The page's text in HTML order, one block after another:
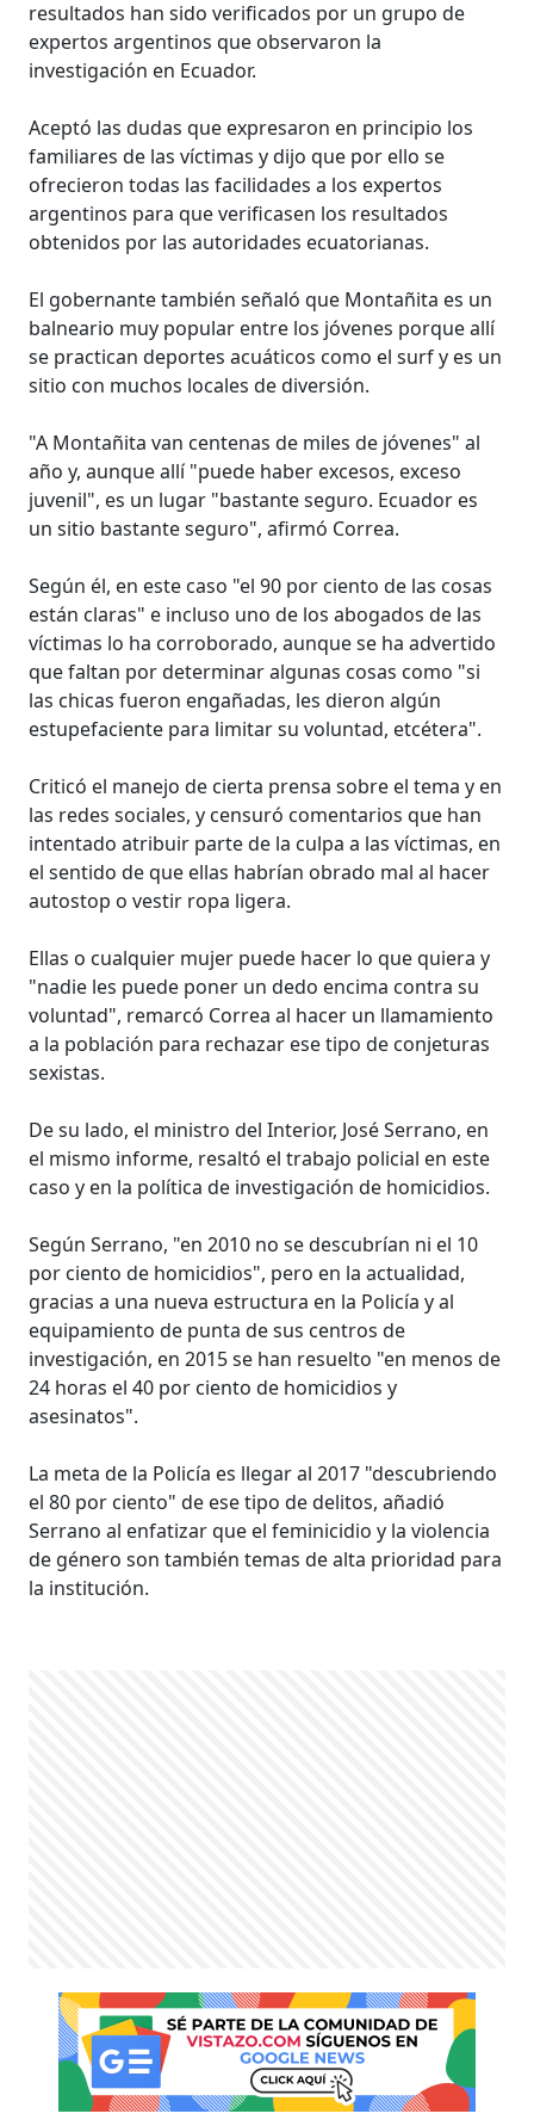
resultados han sido verificados por un grupo de
expertos argentinos que observaron la
investigación en Ecuador.
Aceptó las dudas que expresaron en principio los
familiares de las víctimas y dijo que por ello se
ofrecieron todas las facilidades a los expertos
argentinos para que verificasen los resultados
obtenidos por las autoridades ecuatorianas.
El gobernante también señaló que Montañita es un
balneario muy popular entre los jóvenes porque allí
se practican deportes acuáticos como el surf y es un
sitio con muchos locales de diversión.
"A Montañita van centenas de miles de jóvenes" al
año y, aunque allí "puede haber excesos, exceso
juvenil", es un lugar "bastante seguro. Ecuador es
un sitio bastante seguro", afirmó Correa.
Según él, en este caso "el 90 por ciento de las cosas
están claras" e incluso uno de los abogados de las
víctimas lo ha corroborado, aunque se ha advertido
que faltan por determinar algunas cosas como "si
las chicas fueron engañadas, les dieron algún
estupefaciente para limitar su voluntad, etcétera".
Criticó el manejo de cierta prensa sobre el tema y en
las redes sociales, y censuró comentarios que han
intentado atribuir parte de la culpa a las víctimas, en
el sentido de que ellas habrían obrado mal al hacer
autostop o vestir ropa ligera.
Ellas o cualquier mujer puede hacer lo que quiera y
"nadie les puede poner un dedo encima contra su
voluntad", remarcó Correa al hacer un llamamiento
a la población para rechazar ese tipo de conjeturas
sexistas.
De su lado, el ministro del Interior, José Serrano, en
el mismo informe, resaltó el trabajo policial en este
caso y en la política de investigación de homicidios.
Según Serrano, "en 2010 no se descubrían ni el 10
por ciento de homicidios", pero en la actualidad,
gracias a una nueva estructura en la Policía y al
equipamiento de punta de sus centros de
investigación, en 2015 se han resuelto "en menos de
24 horas el 40 por ciento de homicidios y
asesinatos".
La meta de la Policía es llegar al 2017 "descubriendo
el 80 por ciento" de ese tipo de delitos, añadió
Serrano al enfatizar que el feminicidio y la violencia
de género son también temas de alta prioridad para
la institución.